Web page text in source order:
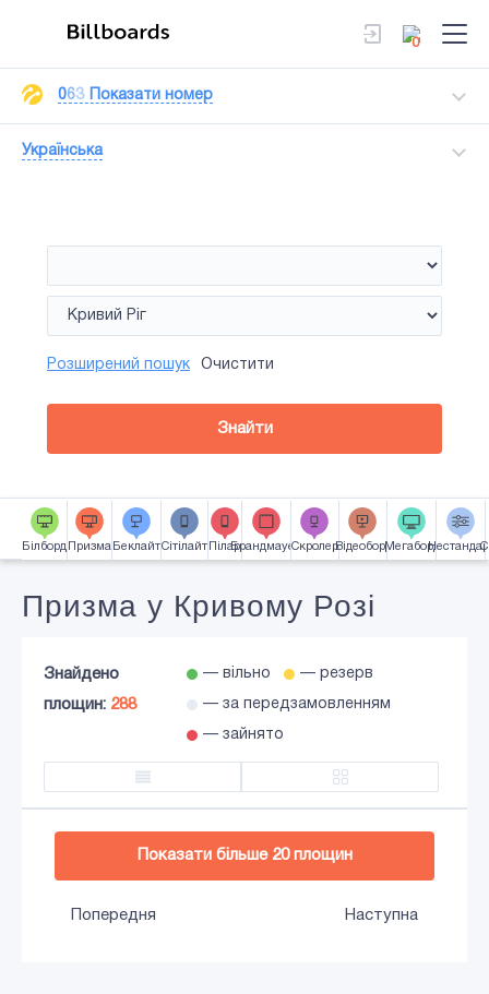
0
063 Показати номер
Українська
Часткова зайнятість
Підсвітка
Розширений пошук Очистити
Знайти
Карта
Білборд Призма БеклайтСiтiлайт ПіларБрандмауерСкролерВідеобордМегаборд
Призма у Кривому Розі
Знайдено
площин: 288
— вільно — резерв
— за передзамовленням
— зайнято
Додати в кошик
Показати більше 20 площин
Попередня Наступна